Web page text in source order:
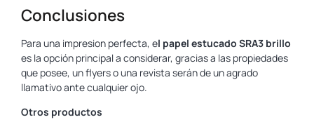
Conclusiones
Para una impresion perfecta, el papel estucado SRA3 brillo
es la opción principal a considerar, gracias a las propiedades
que posee, un flyers o una revista serán de un agrado
llamativo ante cualquier ojo.
Otros productos